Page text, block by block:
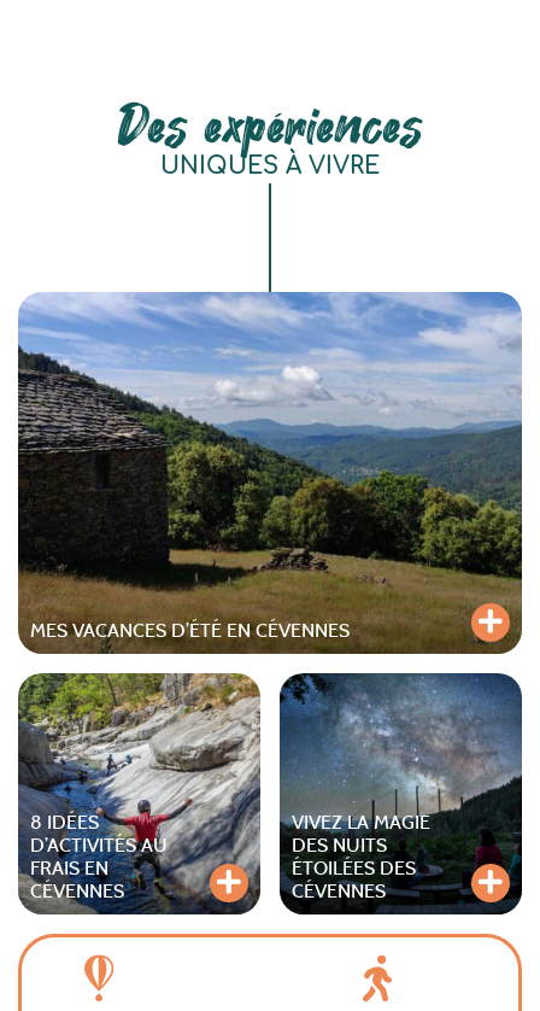
Des expériences
UNIQUES À VIVRE
MES VACANCES D’ÉTÉ EN CÉVENNES
8 IDÉES
D’ACTIVITÉS AU
FRAIS EN
CÉVENNES
VIVEZ LA MAGIE
DES NUITS
ÉTOILÉES DES
CÉVENNES